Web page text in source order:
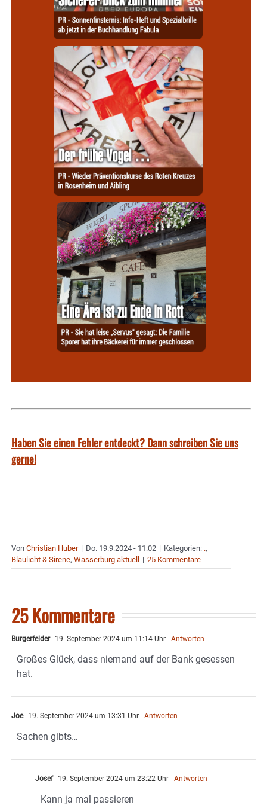
Haben Sie einen Fehler entdeckt? Dann schreiben Sie uns
gerne!
Von Christian Huber | Do. 19.9.2024 - 11:02 | Kategorien: .,
Blaulicht & Sirene, Wasserburg aktuell | 25 Kommentare
25 Kommentare
Burgerfelder 19. September 2024 um 11:14 Uhr - Antworten
Großes Glück, dass niemand auf der Bank gesessen
hat.
Joe 19. September 2024 um 13:31 Uhr - Antworten
Sachen gibts…
Josef 19. September 2024 um 23:22 Uhr - Antworten
Kann ja mal passieren